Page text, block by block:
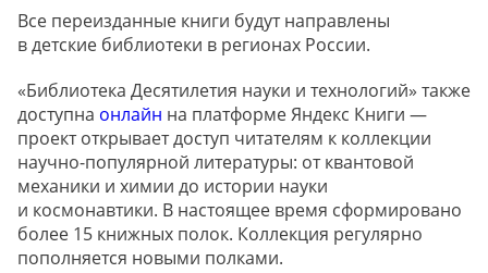
Все переизданные книги будут направлены
в детские библиотеки в регионах России.
«Библиотека Десятилетия науки и технологий» также
доступна онлайн на платформе Яндекс Книги —
проект открывает доступ читателям к коллекции
научно-популярной литературы: от квантовой
механики и химии до истории науки
и космонавтики. В настоящее время сформировано
более 15 книжных полок. Коллекция регулярно
пополняется новыми полками.